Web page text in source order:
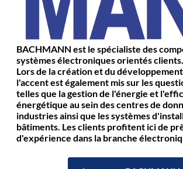
BACHMANN est le spécialiste des
systèmes électroniques orientés clients.
Lors de la création et du
l'accent est également mis sur les
telles que la gestion de l'énergie et
énergétique au sein des centres de
industries ainsi que les systèmes
bâtiments. Les clients profitent ici de
d'expérience dans la branche